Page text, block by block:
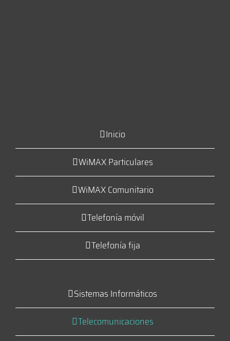
Inicio
WiMAX Particulares
WiMAX Comunitario
Telefonía móvil
Telefonía fija
Sistemas Informáticos
Telecomunicaciones